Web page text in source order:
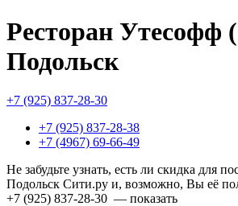
Ресторан Утесофф
Подольск
+7 (925) 837-28-30
+7 (925) 837-28-38
+7 (4967) 69-66-49
Не забудьте узнать, есть ли скидка для
Подольск Сити.ру и, возможно, Вы её
+7 (925) 837-28-30 — показать